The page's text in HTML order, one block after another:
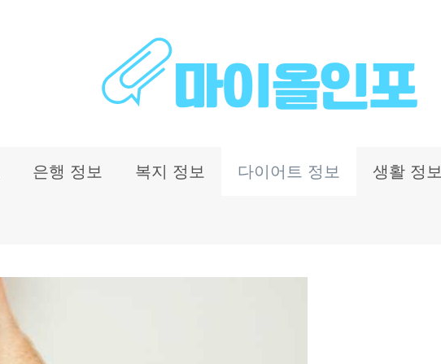
은행 정보 복지 정보 다이어트 정보 생활 정보